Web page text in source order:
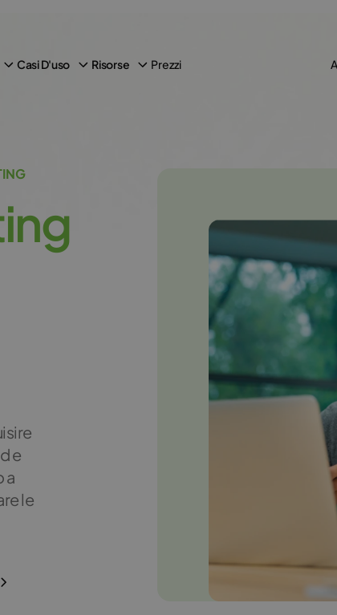
Casi D'uso Risorse Prezzi
ing
e
a
le